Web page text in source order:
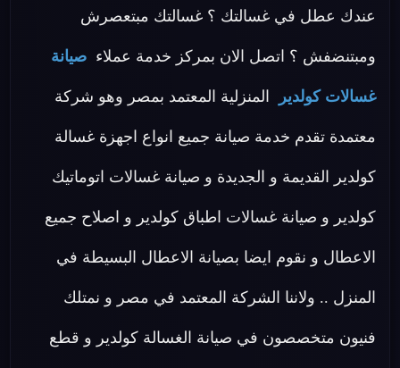
عندك عطل في غسالتك ؟ غسالتك مبتعصرش
ومبتنضفش ؟ اتصل الان بمركز خدمة عملاء صيانة
غسالات كولدير المنزلية المعتمد بمصر وهو شركة
معتمدة تقدم خدمة صيانة جميع انواع اجهزة غسالة
كولدير القديمة و الجديدة و صيانة غسالات اتوماتيك
كولدير و صيانة غسالات اطباق كولدير و اصلاح جميع
الاعطال و نقوم ايضا بصيانة الاعطال البسيطة في
المنزل .. ولاننا الشركة المعتمد في مصر و نمتلك
فنيون متخصصون في صيانة الغسالة كولدير و قطع